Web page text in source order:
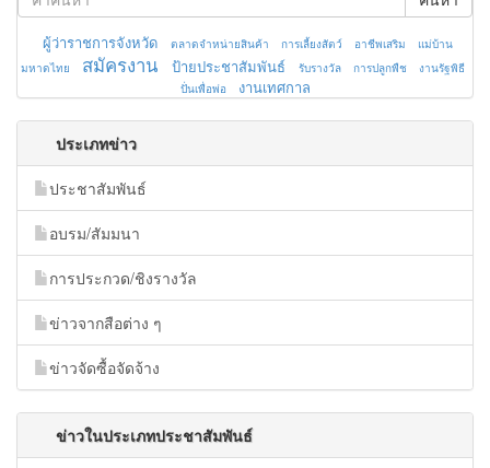
ผู้ว่าราชการจังหวัด ตลาดจำหน่ายสินค้า การเลี้ยงสัตว์ อาชีพเสริม
แม่บ้าน
มหาดไทย
สมัครงาน ป้ายประชาสัมพันธ์ รับรางวัล การปลูกพืช
งานรัฐพิธี
ปั่นเพื่อพ่อ
งานเทศกาล
ประเภทข่าว
ประชาสัมพันธ์
อบรม/สัมมนา
การประกวด/ชิงรางวัล
ข่าวจากสือต่าง ๆ
ข่าวจัดซื้อจัดจ้าง
ข่าวในประเภทประชาสัมพันธ์